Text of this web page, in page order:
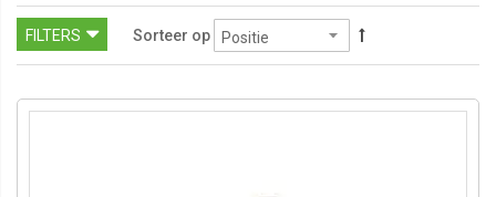
FILTERS Sorteer op